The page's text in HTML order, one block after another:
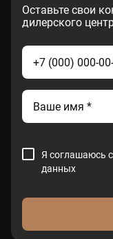
Оставьте свои
дилерского
Я соглашаюсь с
данных